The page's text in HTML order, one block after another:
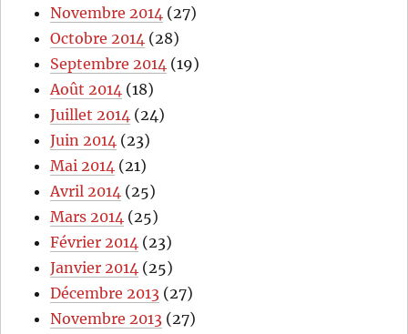
Novembre 2014 (27)
Octobre 2014 (28)
Septembre 2014 (19)
Août 2014 (18)
Juillet 2014 (24)
Juin 2014 (23)
Mai 2014 (21)
Avril 2014 (25)
Mars 2014 (25)
Février 2014 (23)
Janvier 2014 (25)
Décembre 2013 (27)
Novembre 2013 (27)